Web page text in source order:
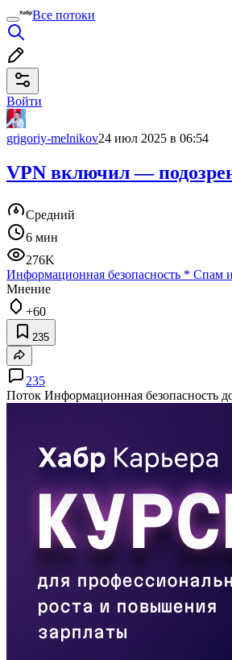
Все потоки
Войти
grigoriy-melnikov24 июл 2025 в 06:54
VPN включил —
Средний
6 мин
276K
Информационная безопасность * Спам
Мнение
+60
235
235
Поток Информационная безопасность